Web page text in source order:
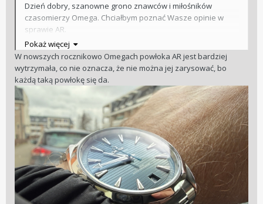
Dzień dobry, szanowne grono znawców i miłośników
czasomierzy Omega. Chciałbym poznać Wasze opinie w
sprawie AR.
Otóż, mam następujące pytanie: czy prawdą jest, że w
modelu Seamaster Aqua Terra zewnętrzna powłoka
antyrefleksyjna jest dosyć wrażliwa na zarysowania (w
przeciwieństwie do samego szkła szafirowego, które jest
nią pokryte)? Mam na myśli model z nr referenc.
220.12.41.21.02.001, zakup w salonie w listopadzie 2022 r.
Właśnie taki zegarek kupiłem i chciałbym wiedzieć, czy
należy zwracać szczególną uwagę na tę powłokę w
codziennym użytkowaniu?
Pozdrawiam
Pokaż więcej
W nowszych rocznikowo Omegach powłoka AR jest bardziej
wytrzymała, co nie oznacza, że nie można jej zarysować, bo
każdą taką powłokę się da.